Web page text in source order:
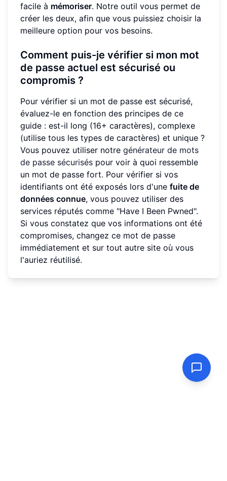
facile à mémoriser. Notre outil vous permet de
créer les deux, afin que vous puissiez choisir la
meilleure option pour vos besoins.
Comment puis-je vérifier si mon mot
de passe actuel est sécurisé ou
compromis ?
Pour vérifier si un mot de passe est sécurisé,
évaluez-le en fonction des principes de ce
guide : est-il long (16+ caractères), complexe
(utilise tous les types de caractères) et unique ?
Vous pouvez utiliser notre générateur de mots
de passe sécurisés pour voir à quoi ressemble
un mot de passe fort. Pour vérifier si vos
identifiants ont été exposés lors d'une fuite de
données connue, vous pouvez utiliser des
services réputés comme "Have I Been Pwned".
Si vous constatez que vos informations ont été
compromises, changez ce mot de passe
immédiatement et sur tout autre site où vous
l'auriez réutilisé.